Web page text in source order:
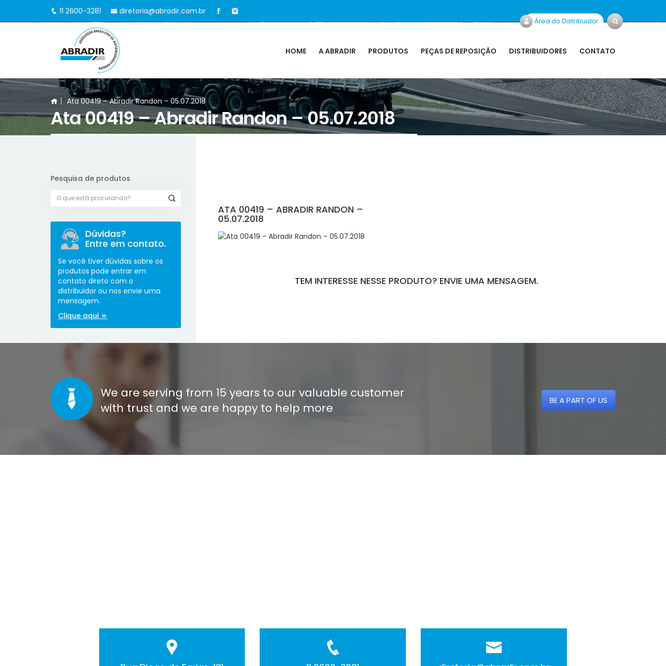
11 2600-3281 diretoria@abradir.com.br
Área do Distribuidor
HOME A ABRADIR PRODUTOS PEÇAS DE REPOSIÇÃO DISTRIBUIDORES CONTATO
Ata 00419 – Abradir Randon – 05.07.2018
Ata 00419 – Abradir Randon – 05.07.2018
ATA 00419 – ABRADIR RANDON –
05.07.2018
TEM INTERESSE NESSE PRODUTO? ENVIE UMA MENSAGEM.
Pesquisa de produtos
Dúvidas?
Entre em contato.
Se você tiver dúvidas sobre os
produtos pode entrar em
contato direto com o
distribuidor ou nos envie uma
mensagem.
Clique aqui
We are serving from 15 years to our valuable customer
with trust and we are happy to help more
BE A PART OF US